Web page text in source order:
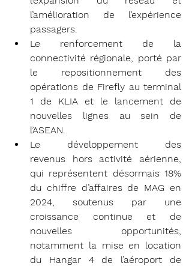
l’amélioration de l’expérience
passagers.
Le renforcement de la
connectivité régionale, porté par
le repositionnement des
opérations de Firefly au terminal
1 de KLIA et le lancement de
nouvelles lignes au sein de
l’ASEAN.
Le développement des
revenus hors activité aérienne,
qui représentent désormais 18%
du chiffre d’affaires de MAG en
2024, soutenus par une
croissance continue et de
nouvelles opportunités,
notamment la mise en location
du Hangar 4 de l’aéroport de